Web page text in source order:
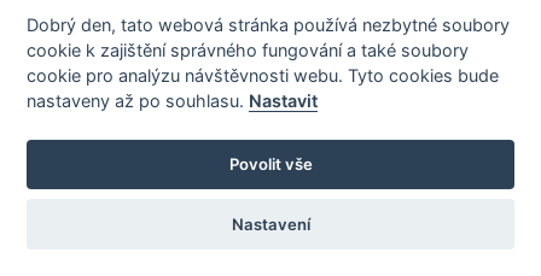
Dobrý den, tato webová stránka používá nezbytné soubory
cookie k zajištění správného fungování a také soubory
cookie pro analýzu návštěvnosti webu. Tyto cookies bude
nastaveny až po souhlasu. Nastavit
Povolit vše
Nastavení